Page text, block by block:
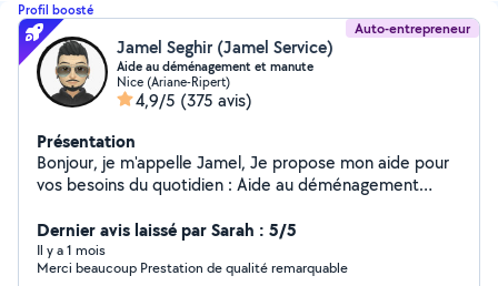
Profil boosté
Auto-entrepreneur
Jamel Seghir (Jamel Service)
Aide au déménagement et manute
Nice (Ariane-Ripert)
4,9/5 (375 avis)
Présentation
Bonjour, je m'appelle Jamel, Je propose mon aide pour
vos besoins du quotidien : Aide au déménagement
Débarras, encombrants Petit bricolage Habitué à ce
type de missions, je suis sérieux, ponctuel et soigneux.
Je fais toujours attention à vos affaires comme si
Dernier avis laissé par Sarah : 5/5
Il y a 1 mois
Merci beaucoup Prestation de qualité remarquable